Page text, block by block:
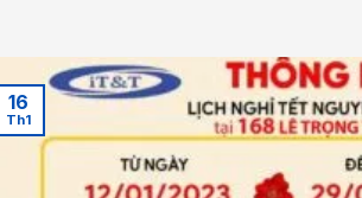
16
Th1